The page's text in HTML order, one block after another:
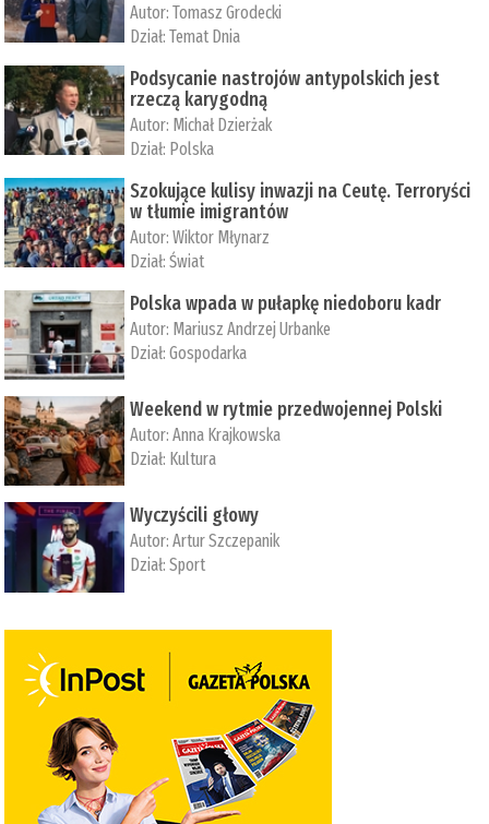
Autor:Tomasz Grodecki
Dział:Temat Dnia
Podsycanie nastrojów antypolskich jest
rzeczą karygodną
Autor: Michał Dzierżak
Dział: Polska
Szokujące kulisy inwazji na Ceutę. Terroryści
w tłumie imigrantów
Autor:Wiktor Młynarz
Dział:Świat
Polska wpada w pułapkę niedoboru kadr
Autor: Mariusz Andrzej Urbanke
Dział:Gospodarka
Weekend w rytmie przedwojennej Polski
Autor:Anna Krajkowska
Dział: Kultura
Wyczyścili głowy
Autor:Artur Szczepanik
Dział:Sport